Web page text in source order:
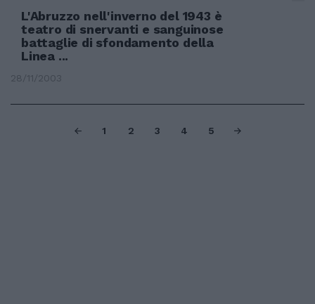
L'Abruzzo nell'inverno del 1943 è
teatro di snervanti e sanguinose
battaglie di sfondamento della
Linea ...
28/11/2003
1 2 3 4 5